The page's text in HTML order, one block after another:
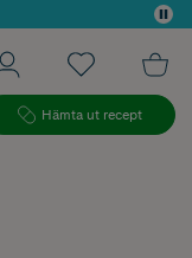
Hämta ut recept